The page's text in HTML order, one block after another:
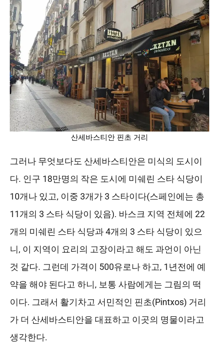
산세바스티안 핀초 거리
그러나 무엇보다도 산세바스티안은 미식의 도시이
다. 인구 18만명의 작은 도시에 미쉐린 스타 식당이
10개나 있고, 이중 3개가 3 스타이다(스페인에는 총
11개의 3 스타 식당이 있음). 바스크 지역 전체에 22
개의 미쉐린 스타 식당과 4개의 3 스타 식당이 있으
니, 이 지역이 요리의 고장이라고 해도 과언이 아닌
것 같다. 그런데 가격이 500유로나 하고, 1년전에 예
약을 해야 된다고 하니, 보통 사람에게는 그림의 떡
이다. 그래서 활기차고 서민적인 핀초(Pintxos) 거리
가 더 산세바스티안을 대표하고 이곳의 명물이라고
생각한다.